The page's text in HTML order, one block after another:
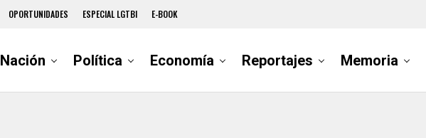
OPORTUNIDADES ESPECIAL LGTBI E-BOOK
Nación Política Economía Reportajes Memoria